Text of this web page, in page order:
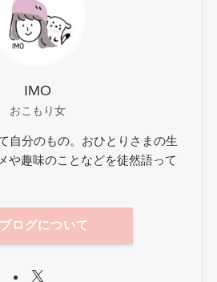
IMO
おこもり女
自分のもの。おひとりさまの生
や趣味のことなどを徒然語って
ログについて